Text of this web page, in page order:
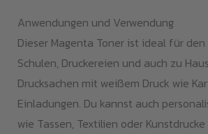
Anwendungen und Verwendung
Dieser Magenta Toner ist ideal für
Schulen, Druckereien und auch zu
Drucksachen mit weißem Druck wie
Einladungen. Du kannst auch
wie Tassen, Textilien oder